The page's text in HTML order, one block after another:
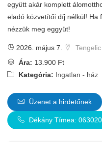
együtt akár komplett
eladó közvetítői díj nélkül! Ha
nézzük meg eggyüt!
2026. május 7.
Tengelic
Ára: 13.900 Ft
Kategória: Ingatlan - ház
Üzenet a hirdetőnek
Dékány Tímea: